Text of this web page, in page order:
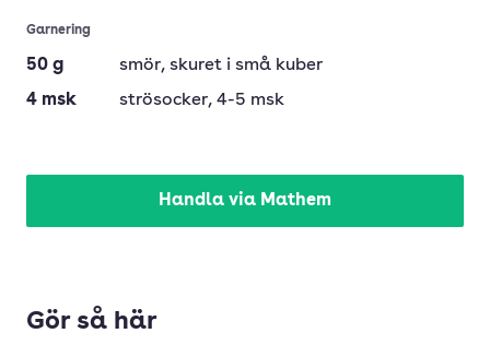
Garnering
50 g smör, skuret i små kuber
4 msk strösocker, 4-5 msk
Handla via Mathem
Gör så här